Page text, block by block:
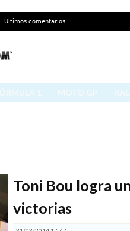
Últimos comentarios
Toni Bou logra
victorias